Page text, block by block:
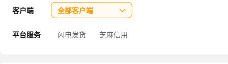
客户端 全部客户端 
平台服务 闪电发货 芝麻信用